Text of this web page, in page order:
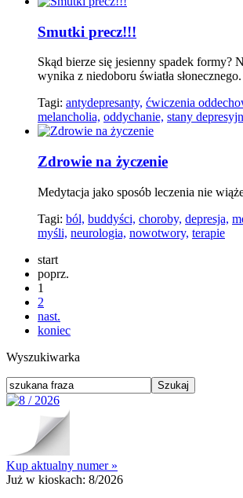
Smutki precz!!!
Skąd bierze się jesienny spadek formy?
wynika z niedoboru światła słonecznego.
Tagi: antydepresanty, ćwiczenia
melancholia, oddychanie, stany
Zdrowie na życzenie
Medytacja jako sposób leczenia nie
Tagi: ból, buddyści, choroby, depresja,
myśli, neurologia, nowotwory, terapie
start
poprz.
1
2
nast.
koniec
Wyszukiwarka
Kup aktualny numer »
Już w kioskach: 8/2026